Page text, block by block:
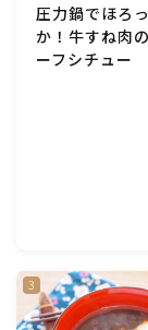
野菜料理(玉ね
もやし・豆苗・
圧力鍋でほろ
か！牛すね肉
ーフシチュー